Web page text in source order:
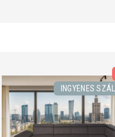
INGYENES